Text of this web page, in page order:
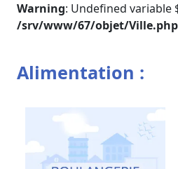
Warning: Undefined variable
/srv/www/67/objet/Ville.php
Alimentation :